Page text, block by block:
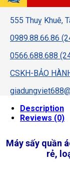
555 Thuỵ Khuê,
0989.88.66.86
0566.688.688
CSKH-BẢO
Description
Reviews (0)
Máy sấy quần
rẻ,